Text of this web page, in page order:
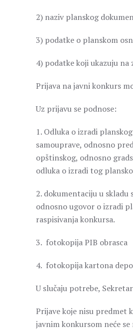
2) naziv planskog
3) podatke o planskom
4) podatke koji ukazuju
Prijava na javni konkurs
Uz prijavu se podnose:
1. Odluka o izradi
samouprave, odnosno
opštinskog, odnosno
odluka o izradi tog
2. dokumentaciju u skladu
odnosno ugovor o izradi
raspisivanja konkursa.
3. fotokopija PIB obrasca
4. fotokopija kartona
U slučaju potrebe,
Prijave koje nisu predmet
javnim konkursom neće